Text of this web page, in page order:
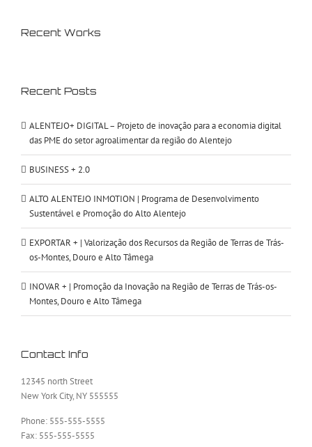
Recent Works
Recent Posts
ALENTEJO+ DIGITAL – Projeto de inovação para a economia digital
das PME do setor agroalimentar da região do Alentejo
BUSINESS + 2.0
ALTO ALENTEJO INMOTION | Programa de Desenvolvimento
Sustentável e Promoção do Alto Alentejo
EXPORTAR + | Valorização dos Recursos da Região de Terras de Trás-
os-Montes, Douro e Alto Tâmega
INOVAR + | Promoção da Inovação na Região de Terras de Trás-os-
Montes, Douro e Alto Tâmega
Contact Info
12345 north Street
New York City, NY 555555
Phone: 555-555-5555
Fax: 555-555-5555